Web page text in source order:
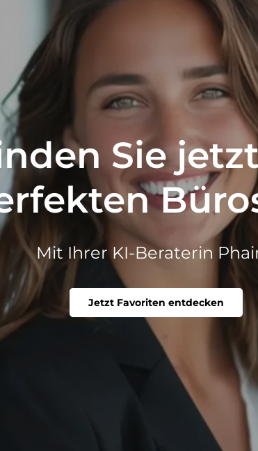
Sie
Mit Ihrer KI-Beraterin
Jetzt Favoriten entdecken